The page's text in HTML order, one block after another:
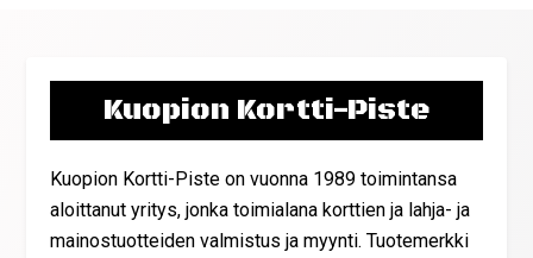
Kuopion Kortti-Piste
Kuopion Kortti-Piste on vuonna 1989 toimintansa
aloittanut yritys, jonka toimialana korttien ja lahja- ja
mainostuotteiden valmistus ja myynti. Tuotemerkki